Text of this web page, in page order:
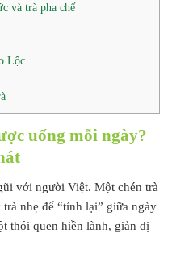
và trà pha chế
Lộc
uống mỗi ngày?
với người Việt. Một chén trà
nhẹ để “tỉnh lại” giữa ngày
thói quen hiền lành, giản dị